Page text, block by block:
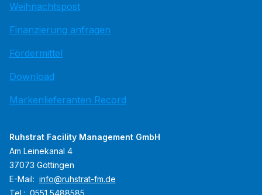
Weihnachtspost
Finanzierung anfragen
Fördermittel
Download
Markenlieferanten Record
Ruhstrat Facility Management GmbH
Am Leinekanal 4
37073 Göttingen
E-Mail: info@ruhstrat-fm.de
Tel.: 0551 5488585